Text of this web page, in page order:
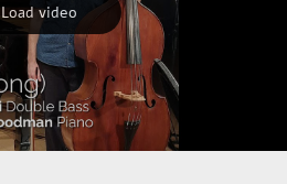
Load video